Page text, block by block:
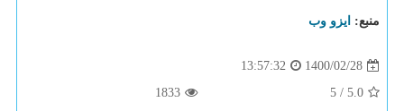
منبع: ایزو وب
1400/02/28
13:57:32
5.0
/
5
1833